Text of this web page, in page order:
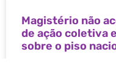
Magistério não
de ação coletiva
sobre o piso